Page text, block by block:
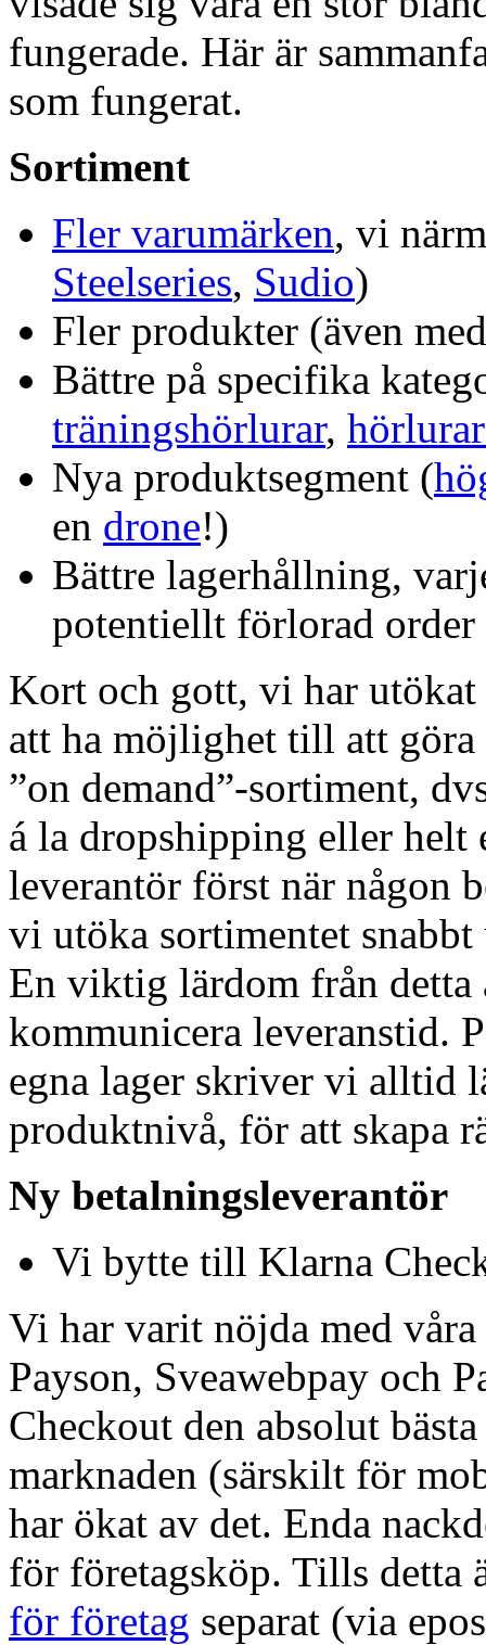
fungerade. Här är
som fungerat.
Sortiment
Fler varumärken, vi
Steelseries, Sudio)
Fler produkter (även
Bättre på specifika
träningshörlurar,
Nya produktsegment (
en drone!)
Bättre lagerhållning,
potentiellt förlorad order
Kort och gott, vi har utökat
att ha möjlighet till att
”on demand”-sortiment,
á la dropshipping eller helt
leverantör först när någon
vi utöka sortimentet
En viktig lärdom från
kommunicera leveranstid.
egna lager skriver vi alltid
produktnivå, för att skapa
Ny betalningsleverantör
Vi bytte till Klarna
Vi har varit nöjda med
Payson, Sveawebpay och
Checkout den absolut
marknaden (särskilt för
har ökat av det. Enda
för företagsköp. Tills detta
för företag separat (via